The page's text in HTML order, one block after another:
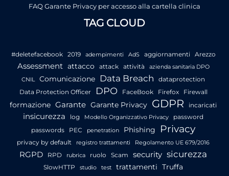
FAQ Garante Privacy per accesso alla cartella clinica
TAG CLOUD
#deletefacebook 2019 adempimenti AdS aggiornamenti Arezzo
Assessment attacco attack attività
azienda sanitaria DPO
CNIL
Comunicazione Data Breach
dataprotection
Data Protection Officer
DPO FaceBook Firefox Firewall
formazione Garante Garante Privacy GDPR incaricati
insicurezza log Modello Organizzativo Privacy
password
passwords
PEC penetration Phishing Privacy
privacy by default registro trattamenti Regolamento UE 679/2016
RGPD RPD rubrica ruolo Scam security sicurezza
SlowHTTP studio test trattamenti Truffa